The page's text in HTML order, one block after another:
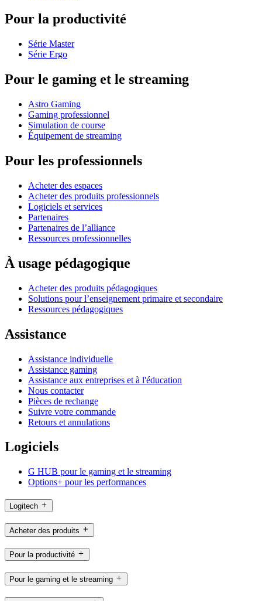
Pour la productivité
Série Master
Série Ergo
Pour le gaming et le streaming
Astro Gaming
Gaming professionnel
Simulation de course
Équipement de streaming
Pour les professionnels
Acheter des espaces
Acheter des produits professionnels
Logiciels et services
Partenaires
Partenaires de l’alliance
Ressources professionnelles
À usage pédagogique
Acheter des produits pédagogiques
Solutions pour l’enseignement primaire et secondaire
Ressources pédagogiques
Assistance
Assistance individuelle
Assistance gaming
Assistance aux entreprises et à l'éducation
Nous contacter
Pièces de rechange
Suivre votre commande
Retours et annulations
Logiciels
G HUB pour le gaming et le streaming
Options+ pour les performances
Logitech
Acheter des produits
Pour la productivité
Pour le gaming et le streaming